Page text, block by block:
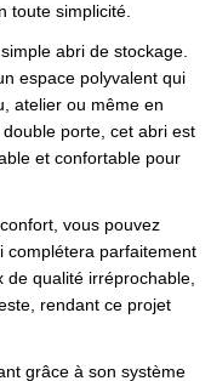
toute simplicité.
abri de stockage.
espace polyvalent qui
atelier ou même en
porte, cet abri est
et confortable pour
vous pouvez
complétera parfaitement
de qualité irréprochable,
rendant ce projet
grâce à son système